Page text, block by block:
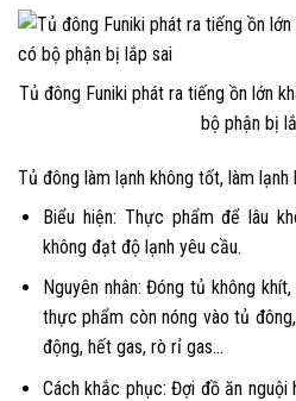
Tủ đông Funiki phát ra tiếng ồn lớn
bộ phận bị
Tủ đông làm lạnh không tốt, làm lạnh
Biểu hiện: Thực phẩm để lâu
không đạt độ lạnh yêu cầu.
Nguyên nhân: Đóng tủ không
thực phẩm còn nóng vào tủ
động, hết gas, rò rỉ gas…
Cách khắc phục: Đợi đồ ăn